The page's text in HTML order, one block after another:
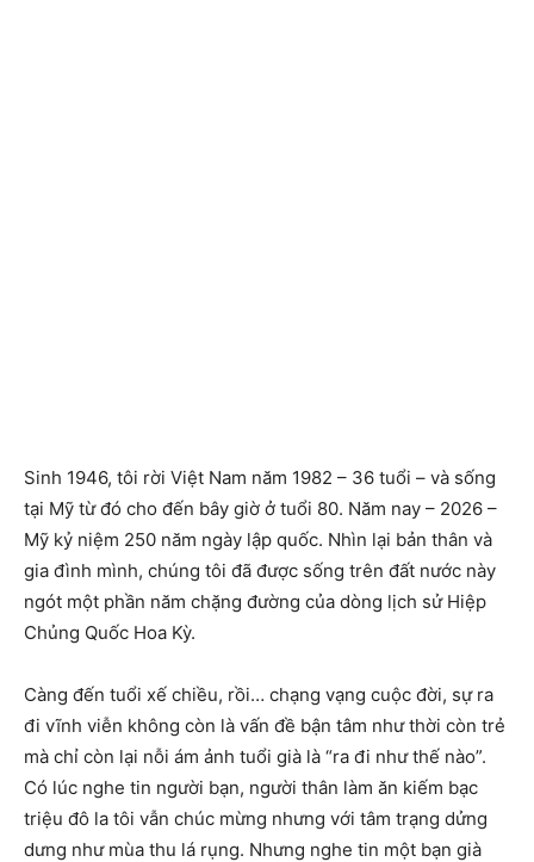
Sinh 1946, tôi rời Việt Nam năm 1982 – 36 tuổi – và sống
tại Mỹ từ đó cho đến bây giờ ở tuổi 80. Năm nay – 2026 –
Mỹ kỷ niệm 250 năm ngày lập quốc. Nhìn lại bản thân và
gia đình mình, chúng tôi đã được sống trên đất nước này
ngót một phần năm chặng đường của dòng lịch sử Hiệp
Chủng Quốc Hoa Kỳ.
Càng đến tuổi xế chiều, rồi… chạng vạng cuộc đời, sự ra
đi vĩnh viễn không còn là vấn đề bận tâm như thời còn trẻ
mà chỉ còn lại nỗi ám ảnh tuổi già là “ra đi như thế nào”.
Có lúc nghe tin người bạn, người thân làm ăn kiếm bạc
triệu đô la tôi vẫn chúc mừng nhưng với tâm trạng dửng
dưng như mùa thu lá rụng. Nhưng nghe tin một bạn già